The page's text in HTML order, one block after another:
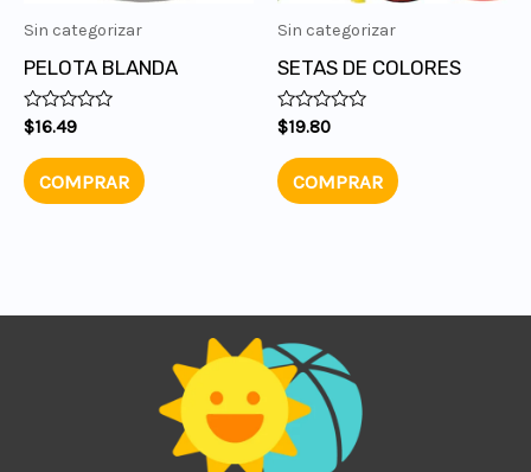
Sin categorizar
PELOTA BLANDA
Valorado
en
0
de
5
$16.49
COMPRAR
Sin categorizar
SETAS DE COLORES
Valorado
en
0
de
5
$19.80
COMPRAR